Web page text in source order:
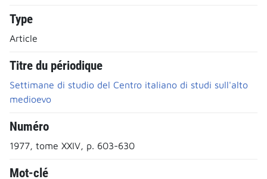
Type
Article
Titre du périodique
Settimane di studio del Centro italiano di studi sull'alto
medioevo
Numéro
1977, tome XXIV, p. 603-630
Mot-clé